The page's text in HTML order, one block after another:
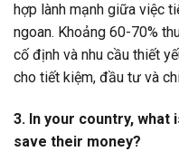
hợp lành mạnh giữa việc
ngoan. Khoảng 60-70%
cố định và nhu cầu thiết
cho tiết kiệm, đầu tư và
3. In your country, what
save their money?